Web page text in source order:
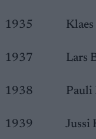
1935 Klaes
1937 Lars
1938 Pauli
1939 Jussi